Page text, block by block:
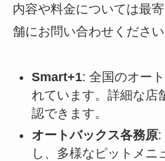
内容や料金については最
舗にお問い合わせください
Smart+1: 全国のオー
れています。詳細な店
認できます。
オートバックス各務原:
し、多様なピットメニ